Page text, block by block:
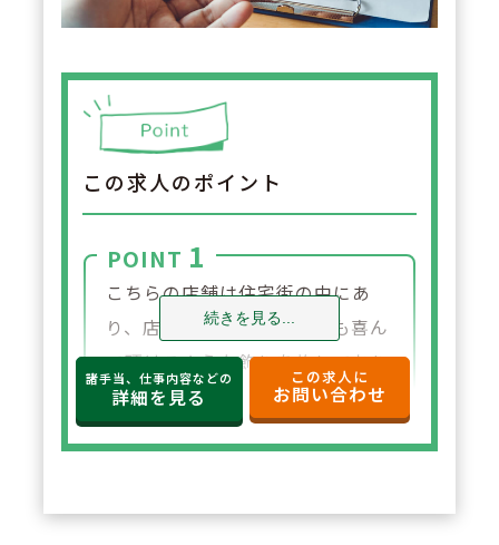
この求人のポイント
POINT 1
こちらの店舗は住宅街の中にあ
り、店内は小さなお子様にも喜ん
で頂けるような飾りを施しており
ます。
【女性が働きやすい職場です】育
続きを見る...
諸手当、仕事内容などの
詳細を見る
この求人に
お問い合わせ